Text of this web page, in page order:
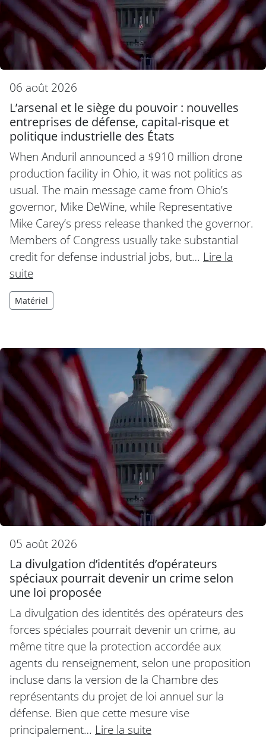
06 août 2026
L’arsenal et le siège du pouvoir : nouvelles
entreprises de défense, capital-risque et
politique industrielle des États
When Anduril announced a $910 million drone
production facility in Ohio, it was not politics as
usual. The main message came from Ohio’s
governor, Mike DeWine, while Representative
Mike Carey’s press release thanked the governor.
Members of Congress usually take substantial
credit for defense industrial jobs, but… Lire la
suite
Matériel
05 août 2026
La divulgation d’identités d’opérateurs
spéciaux pourrait devenir un crime selon
une loi proposée
La divulgation des identités des opérateurs des
forces spéciales pourrait devenir un crime, au
même titre que la protection accordée aux
agents du renseignement, selon une proposition
incluse dans la version de la Chambre des
représentants du projet de loi annuel sur la
défense. Bien que cette mesure vise
principalement… Lire la suite